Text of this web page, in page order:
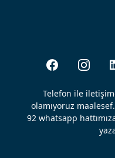
Telefon ile
olamıyoruz
92 whatsapp